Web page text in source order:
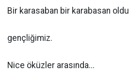
Bir karasaban bir karabasan oldu
gençliğimiz.
Nice öküzler arasında...